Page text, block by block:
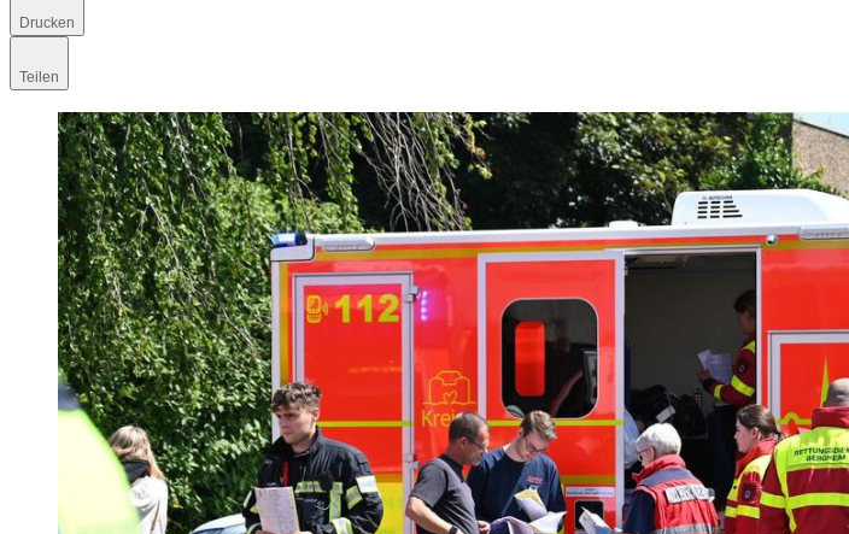
Drucken
Teilen